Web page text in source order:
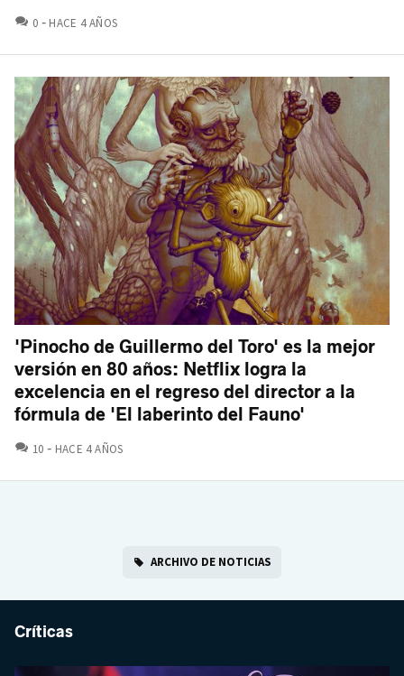
0 COMENTARIOS
HACE 4 AÑOS
'Pinocho de Guillermo del Toro' es la mejor
versión en 80 años: Netflix logra la
excelencia en el regreso del director a la
fórmula de 'El laberinto del Fauno'
10 COMENTARIOS
HACE 4 AÑOS
ARCHIVO DE NOTICIAS
Críticas